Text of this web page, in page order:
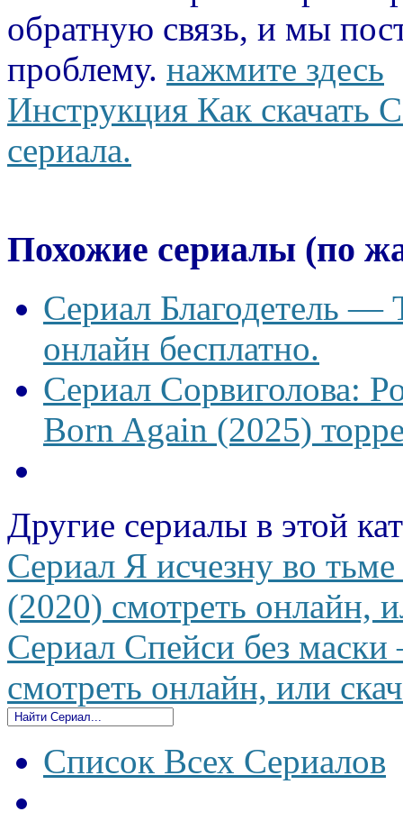
обратную связь, и мы
проблему. нажмите здесь
Инструкция Как скачать
сериала.
Похожие сериалы (по
Сериал Благодетель —
онлайн бесплатно.
Сериал Сорвиголова:
Born Again (2025)
Другие сериалы в этой
Сериал Я исчезну во
(2020) смотреть онлайн,
Сериал Спейси без
смотреть онлайн, или
Список Всех Сериалов